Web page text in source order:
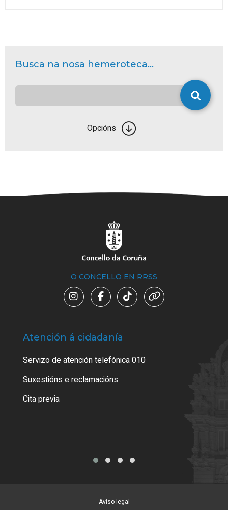
Busca na nosa hemeroteca...
Opcións
O CONCELLO EN RRSS
Atención á cidadanía
Servizo de atención telefónica 010
Suxestións e reclamacións
Cita previa
Aviso legal